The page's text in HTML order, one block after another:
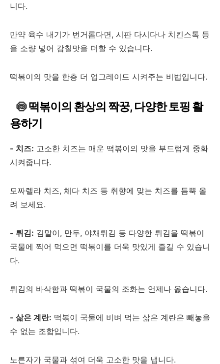
니다.
만약 육수 내기가 번거롭다면, 시판 다시다나 치킨스톡 등
을 소량 넣어 감칠맛을 더할 수 있습니다.
떡볶이의 맛을 한층 더 업그레이드 시켜주는 비법입니다.
🍥떡볶이의 환상의 짝꿍, 다양한 토핑 활
용하기
- 치즈: 고소한 치즈는 매운 떡볶이의 맛을 부드럽게 중화
시켜줍니다.
모짜렐라 치즈, 체다 치즈 등 취향에 맞는 치즈를 듬뿍 올
려 보세요.
- 튀김: 김말이, 만두, 야채튀김 등 다양한 튀김을 떡볶이
국물에 찍어 먹으면 떡볶이를 더욱 맛있게 즐길 수 있습니
다.
튀김의 바삭함과 떡볶이 국물의 조화는 언제나 옳습니다.
- 삶은 계란: 떡볶이 국물에 비벼 먹는 삶은 계란은 빼놓을
수 없는 조합입니다.
노른자가 국물과 섞여 더욱 고소한 맛을 냅니다.